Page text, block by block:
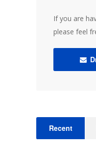
If you are
please feel
Recent